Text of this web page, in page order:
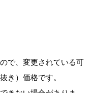
で、変更されている可
き）価格です。